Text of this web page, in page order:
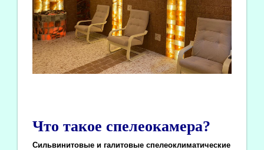
Что такое спелеокамера?
Сильвинитовые и галитовые спелеоклиматические